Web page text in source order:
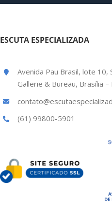
ESCUTA ESPECIALIZADA
Avenida Pau Brasil, lote 10,
Gallerie & Bureau, Brasília –
(61) 99800-5901